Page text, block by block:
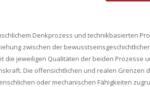
Denkprozess und technikbasierten
zwischen der
die jeweiligen Qualitäten der beiden Prozesse
Die offensichtlichen und realen Grenzen
oder mechanischen Fähigkeiten